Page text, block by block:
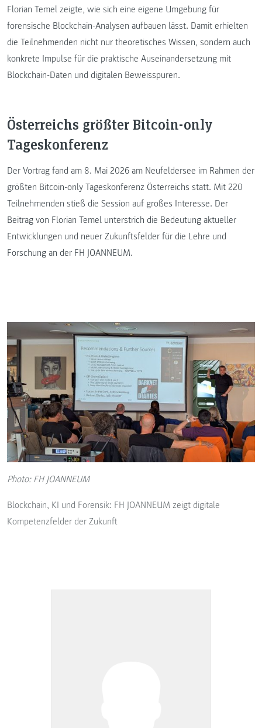
Florian Temel zeigte, wie sich eine eigene Umgebung für
forensische Blockchain-Analysen aufbauen lässt. Damit erhielten
die Teilnehmenden nicht nur theoretisches Wissen, sondern auch
konkrete Impulse für die praktische Auseinandersetzung mit
Blockchain-Daten und digitalen Beweisspuren.
Österreichs größter Bitcoin-only
Tageskonferenz
Der Vortrag fand am 8. Mai 2026 am Neufeldersee im Rahmen der
größten Bitcoin-only Tageskonferenz Österreichs statt. Mit 220
Teilnehmenden stieß die Session auf großes Interesse. Der
Beitrag von Florian Temel unterstrich die Bedeutung aktueller
Entwicklungen und neuer Zukunftsfelder für die Lehre und
Forschung an der FH JOANNEUM.
Photo: FH JOANNEUM
Blockchain, KI und Forensik: FH JOANNEUM zeigt digitale
Kompetenzfelder der Zukunft